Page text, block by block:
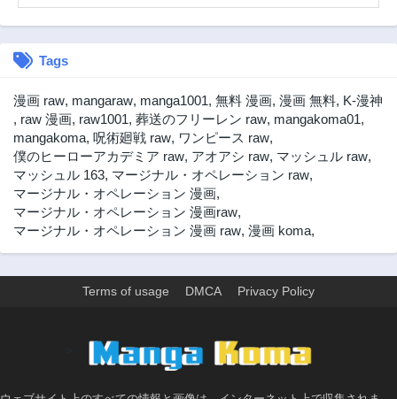
Tags
漫画 raw, mangaraw, manga1001, 無料 漫画, 漫画 無料, K-漫神
, raw 漫画, raw1001, 葬送のフリーレン raw, mangakoma01,
mangakoma, 呪術廻戦 raw, ワンピース raw,
僕のヒーローアカデミア raw, アオアシ raw, マッシュル raw,
マッシュル 163, マージナル・オペレーション raw,
マージナル・オペレーション 漫画,
マージナル・オペレーション 漫画raw,
マージナル・オペレーション 漫画 raw, 漫画 koma,
Terms of usage DMCA Privacy Policy